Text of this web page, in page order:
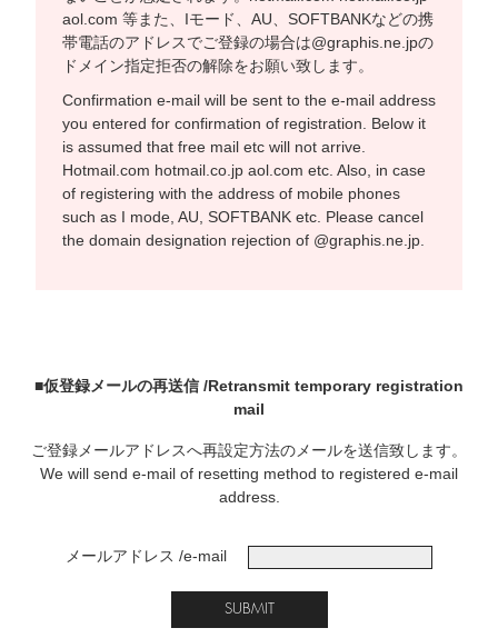
aol.com 等また、Iモード、AU、SOFTBANKなどの携
帯電話のアドレスでご登録の場合は@graphis.ne.jpの
ドメイン指定拒否の解除をお願い致します。
Confirmation e-mail will be sent to the e-mail address
you entered for confirmation of registration. Below it
is assumed that free mail etc will not arrive.
Hotmail.com hotmail.co.jp aol.com etc. Also, in case
of registering with the address of mobile phones
such as I mode, AU, SOFTBANK etc. Please cancel
the domain designation rejection of @graphis.ne.jp.
■仮登録メールの再送信 /Retransmit temporary registration
mail
ご登録メールアドレスへ再設定方法のメールを送信致します。
We will send e-mail of resetting method to registered e-mail
address.
メールアドレス /e-mail